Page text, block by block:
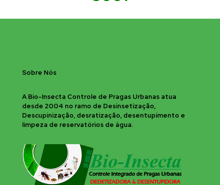
Sobre Nós
A Bio-Insecta Controle de Pragas Urbanas atua
desde 2004 no ramo de Desinsetização,
Descupinização, desratização, desentupimento e
limpeza de reservatórios de água.